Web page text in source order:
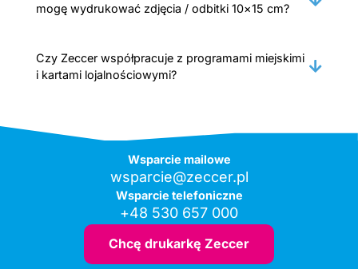
mogę wydrukować zdjęcia / odbitki 10×15 cm?
Czy Zeccer współpracuje z programami miejskimi
i kartami lojalnościowymi?
Wsparcie mailowe
wsparcie@zeccer.pl
Wsparcie telefoniczne
+48 530 657 000
Chcę drukarkę Zeccer